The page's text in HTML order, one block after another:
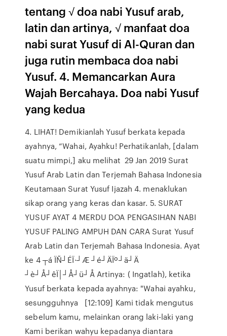
tentang √ doa nabi Yusuf arab,
latin dan artinya, √ manfaat doa
nabi surat Yusuf di Al-Quran dan
juga rutin membaca doa nabi
Yusuf. 4. Memancarkan Aura
Wajah Bercahaya. Doa nabi Yusuf
yang kedua
4. LIHAT! Demikianlah Yusuf berkata kepada
ayahnya, “Wahai, Ayahku! Perhatikanlah, [dalam
suatu mimpi,] aku melihat 29 Jan 2019 Surat
Yusuf Arab Latin dan Terjemah Bahasa Indonesia
Keutamaan Surat Yusuf Ijazah 4. menaklukan
sikap orang yang keras dan kasar. 5. SURAT
YUSUF AYAT 4 MERDU DOA PENGASIHAN NABI
YUSUF PALING AMPUH DAN CARA Surat Yusuf
Arab Latin dan Terjemah Bahasa Indonesia. Ayat
ke 4 ┬á ÏÑ┘ÉÏ·┘Æ ┘é┘ÄÏº┘ä┘Ä
┘è┘Å┘êÏ│┘Å┘ü┘Å Artinya: ( Ingatlah), ketika
Yusuf berkata kepada ayahnya: "Wahai ayahku,
sesungguhnya [12:109] Kami tidak mengutus
sebelum kamu, melainkan orang laki-laki yang
Kami berikan wahyu kepadanya diantara